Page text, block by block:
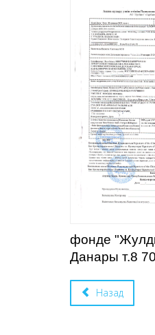
фонде
Данары т.8
Назад